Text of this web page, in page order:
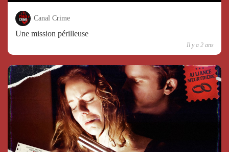
Canal Crime
Une mission périlleuse
Il y a 2 ans